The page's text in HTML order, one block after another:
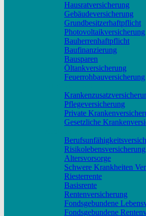
Hausratversicherung
Gebäudeversicherung
Grundbesitzerhaftpflicht
Photovoltaikversicherung
Bauherrenhaftpflicht
Baufinanzierung
Bausparen
Öltankversicherung
Feuerrohbauversicherung
Pflegeversicherung
Private
Gesetzliche
Risikolebensversicherung
Altersvorsorge
Schwere Krankheiten
Riesterrente
Basisrente
Rentenversicherung
Fondsgebundene
Fondsgebundene